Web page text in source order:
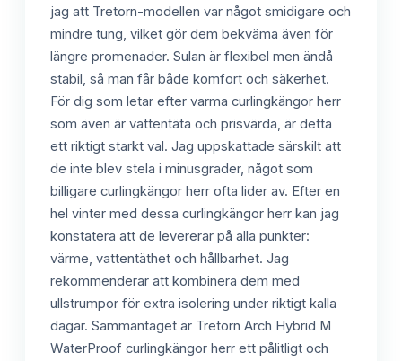
jag att Tretorn-modellen var något smidigare och
mindre tung, vilket gör dem bekväma även för
längre promenader. Sulan är flexibel men ändå
stabil, så man får både komfort och säkerhet.
För dig som letar efter varma curlingkängor herr
som även är vattentäta och prisvärda, är detta
ett riktigt starkt val. Jag uppskattade särskilt att
de inte blev stela i minusgrader, något som
billigare curlingkängor herr ofta lider av. Efter en
hel vinter med dessa curlingkängor herr kan jag
konstatera att de levererar på alla punkter:
värme, vattentäthet och hållbarhet. Jag
rekommenderar att kombinera dem med
ullstrumpor för extra isolering under riktigt kalla
dagar. Sammantaget är Tretorn Arch Hybrid M
WaterProof curlingkängor herr ett pålitligt och